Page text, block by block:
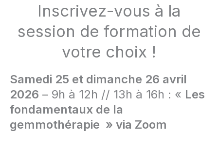
Inscrivez-vous à la
session de formation de
votre choix !
Samedi 25 et dimanche 26 avril
2026 – 9h à 12h // 13h à 16h : « Les
fondamentaux de la
gemmothérapie » via Zoom